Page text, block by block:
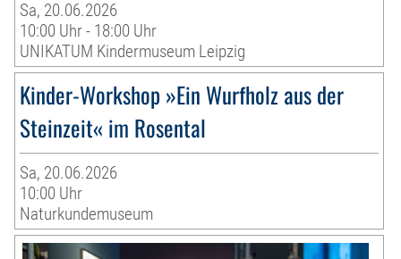
Sa, 20.06.2026
10:00 Uhr - 18:00 Uhr
UNIKATUM Kindermuseum Leipzig
Kinder-Workshop »Ein Wurfholz aus der
Steinzeit« im Rosental
Sa, 20.06.2026
10:00 Uhr
Naturkundemuseum